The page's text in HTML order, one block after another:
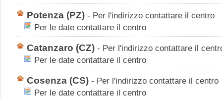
Potenza (PZ) - Per l'indirizzo contattare il centro
Per le date contattare il centro
Catanzaro (CZ) - Per l'indirizzo contattare il
Per le date contattare il centro
Cosenza (CS) - Per l'indirizzo contattare il centro
Per le date contattare il centro